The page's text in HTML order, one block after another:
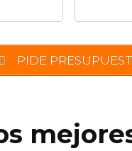
PIDE